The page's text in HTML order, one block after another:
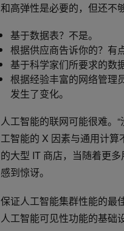
和高弹性是必要的，但还不
基于数据表？不是。
根据供应商告诉你的？有
基于科学家们所要求的数
根据经验丰富的网络管理
发生了变化。
人工智能的联网可能很难。
工智能的 X 因素与通用计
的大型 IT 商店，当随着更
感到惊讶。
保证人工智能集群性能的最
人工智能可见性功能的基础